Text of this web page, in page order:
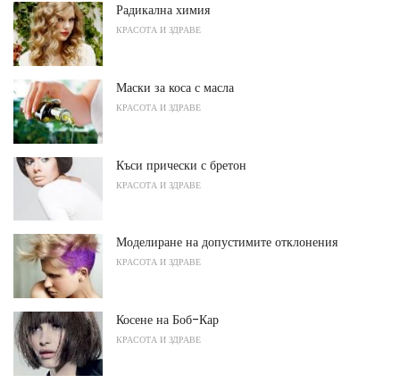
Радикална химия
КРАСОТА И ЗДРАВЕ
Маски за коса с масла
КРАСОТА И ЗДРАВЕ
Къси прически с бретон
КРАСОТА И ЗДРАВЕ
Моделиране на допустимите отклонения
КРАСОТА И ЗДРАВЕ
Косене на Боб-Кар
КРАСОТА И ЗДРАВЕ